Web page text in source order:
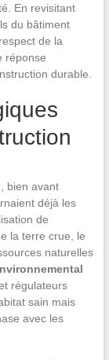
En revisitant
du bâtiment
de la
réponse
durable.
, bien avant
déjà les
de
la terre crue, le
naturelles
régulateurs
sain mais
avec les